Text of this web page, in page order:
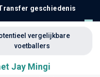
geschiedenis
vergelijkbare
voetballers
Jay Mingi